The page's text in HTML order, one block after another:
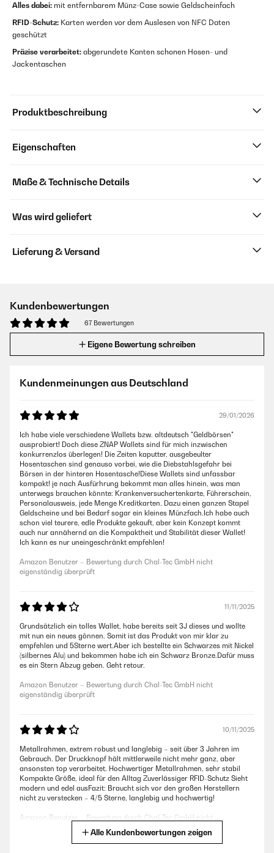
Alles dabei: mit entfernbarem Münz-Case sowie Geldscheinfach
RFID-Schutz: Karten werden vor dem Auslesen von NFC Daten
geschützt
Präzise verarbeitet: abgerundete Kanten schonen Hosen- und
Jackentaschen
Produktbeschreibung
Eigenschaften
Maße & Technische Details
Was wird geliefert
Lieferung & Versand
Kundenbewertungen
67 Bewertungen
Eigene Bewertung schreiben
Kundenmeinungen aus Deutschland
29/01/2026
Ich habe viele verschiedene Wallets bzw. altdeutsch "Geldbörsen"
ausprobiert! Doch diese ZNAP Wallets sind für mich inzwischen
konkurrenzlos überlegen! Die Zeiten kaputter, ausgebeulter
Hosentaschen sind genauso vorbei, wie die Diebstahlsgefahr bei
Börsen in der hinteren Hosentasche!Diese Wallets sind unfassbar
kompakt! je nach Ausfürhrung bekommt man alles hinein, was man
unterwegs brauchen könnte: Krankenversuchertenkarte, Führerschein,
Personalausweis, jede Menge Kreditkarten. Dazu einen ganzen Stapel
Geldscheine und bei Bedarf sogar ein kleines Münzfach.Ich habe auch
schon viel teurere, edle Produkte gekauft, aber kein Konzept kommt
auch nur annähernd an die Kompaktheit und Stabilität dieser Wallet!
Ich kann es nur uneingeschränkt empfehlen!
Amazon Benutzer – Bewertung durch Chal-Tec GmbH nicht
eigenständig überprüft
11/11/2025
Grundsätzlich ein tolles Wallet, habe bereits seit 3J dieses und wollte
mit nun ein neues gönnen. Somit ist das Produkt von mir klar zu
empfehlen und 5Sterne wert.Aber ich bestellte ein Schwarzes mit Nickel
(silbernes Alu) und bekommen habe ich ein Schwarz Bronze.Dafür muss
es ein Stern Abzug geben. Geht retour.
Amazon Benutzer – Bewertung durch Chal-Tec GmbH nicht
eigenständig überprüft
10/11/2025
Metallrahmen, extrem robust und langlebig – seit über 3 Jahren im
Gebrauch. Der Druckknopf hält mittlerweile nicht mehr ganz, aber
ansonsten top verarbeitet. Hochwertiger Metallrahmen, sehr stabil
Kompakte Größe, ideal für den Alltag Zuverlässiger RFID-Schutz Sieht
modern und edel ausFazit: Braucht sich vor den großen Herstellern
nicht zu verstecken – 4/5 Sterne, langlebig und hochwertig!
Amazon Benutzer – Bewertung durch Chal-Tec GmbH nicht
eigenständig überprüftAlle Kundenbewertungen zeigen